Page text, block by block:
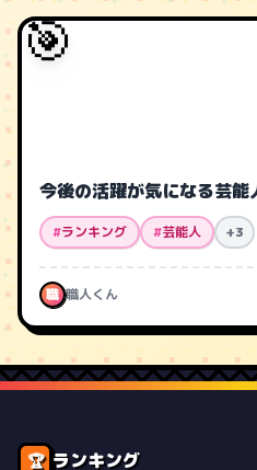
🎯
今後の活躍が気になる芸能
#ランキング #芸能人 +3
職 職人くん
🏆 ランキング